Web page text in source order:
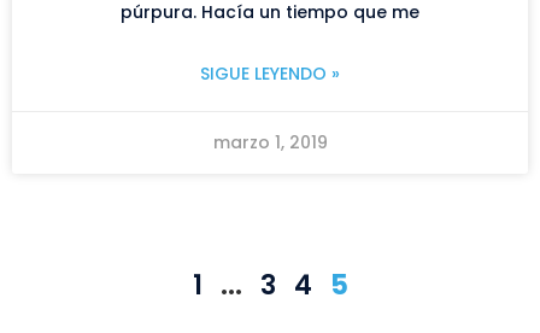
púrpura. Hacía un tiempo que me
SIGUE LEYENDO »
marzo 1, 2019
1 … 3 4 5